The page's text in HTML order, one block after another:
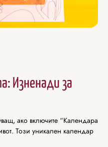
Изненади за
ако включите “Календара
Този уникален календар